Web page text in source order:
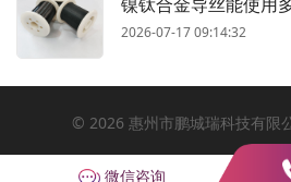
2026-07-17 09:14:32
© 2026 惠州市鹏城瑞科技有限
微信咨询